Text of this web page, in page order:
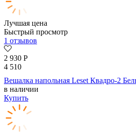
Лучшая цена
Быстрый просмотр
1 отзывов
2 930 Р
4 510
Вешалка напольная Leset Квадро-2
в наличии
Купить